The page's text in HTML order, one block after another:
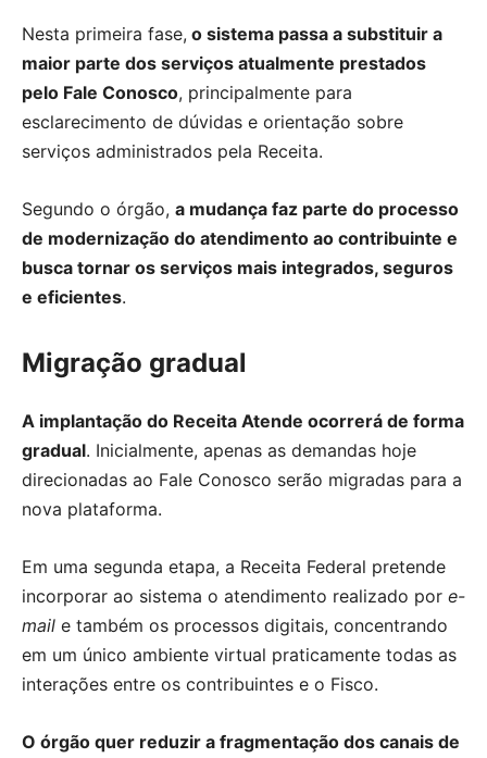
Nesta primeira fase, o sistema passa a substituir a
maior parte dos serviços atualmente prestados
pelo Fale Conosco, principalmente para
esclarecimento de dúvidas e orientação sobre
serviços administrados pela Receita.
Segundo o órgão, a mudança faz parte do processo
de modernização do atendimento ao contribuinte e
busca tornar os serviços mais integrados, seguros
e eficientes.
Migração gradual
A implantação do Receita Atende ocorrerá de forma
gradual. Inicialmente, apenas as demandas hoje
direcionadas ao Fale Conosco serão migradas para a
nova plataforma.
Em uma segunda etapa, a Receita Federal pretende
incorporar ao sistema o atendimento realizado por e-
mail e também os processos digitais, concentrando
em um único ambiente virtual praticamente todas as
interações entre os contribuintes e o Fisco.
O órgão quer reduzir a fragmentação dos canais de